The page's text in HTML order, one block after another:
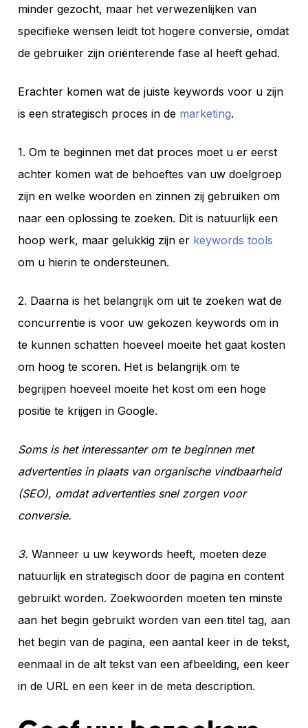
minder gezocht, maar het verwezenlijken van
specifieke wensen leidt tot hogere conversie, omdat
de gebruiker zijn oriënterende fase al heeft gehad.
Erachter komen wat de juiste keywords voor u zijn
is een strategisch proces in de marketing.
1. Om te beginnen met dat proces moet u er eerst
achter komen wat de behoeftes van uw doelgroep
zijn en welke woorden en zinnen zij gebruiken om
naar een oplossing te zoeken. Dit is natuurlijk een
hoop werk, maar gelukkig zijn er keywords tools
om u hierin te ondersteunen.
2. Daarna is het belangrijk om uit te zoeken wat de
concurrentie is voor uw gekozen keywords om in
te kunnen schatten hoeveel moeite het gaat kosten
om hoog te scoren. Het is belangrijk om te
begrijpen hoeveel moeite het kost om een hoge
positie te krijgen in Google.
Soms is het interessanter om te beginnen met
advertenties in plaats van organische vindbaarheid
(SEO), omdat advertenties snel zorgen voor
conversie.
3. Wanneer u uw keywords heeft, moeten deze
natuurlijk en strategisch door de pagina en content
gebruikt worden. Zoekwoorden moeten ten minste
aan het begin gebruikt worden van een titel tag, aan
het begin van de pagina, een aantal keer in de tekst,
eenmaal in de alt tekst van een afbeelding, een keer
in de URL en een keer in de meta description.